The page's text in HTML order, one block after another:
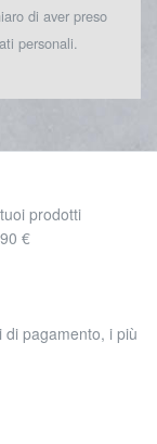
di aver preso
personali.
prodotti
€
di pagamento, i più